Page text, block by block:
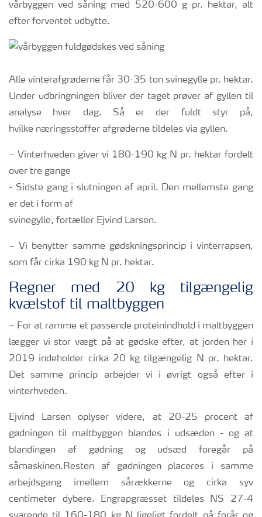
vårbyggen ved såning med 520-600 g pr. hektar, alt
efter forventet udbytte.
Alle vinterafgrøderne får 30-35 ton svinegylle pr. hektar.
Under udbringningen bliver der taget prøver af gyllen til
analyse hver dag. Så er der fuldt styr på,
hvilke næringsstoffer afgrøderne tildeles via gyllen.
– Vinterhveden giver vi 180-190 kg N pr. hektar fordelt
over tre gange
- Sidste gang i slutningen af april. Den mellemste gang
er det i form af
svinegylle, fortæller Ejvind Larsen.
– Vi benytter samme gødskningsprincip i vinterrapsen,
som får cirka 190 kg N pr. hektar.
Regner med 20 kg tilgængelig
kvælstof til maltbyggen
– For at ramme et passende proteinindhold i maltbyggen
lægger vi stor vægt på at gødske efter, at jorden her i
2019 indeholder cirka 20 kg tilgængelig N pr. hektar.
Det samme princip arbejder vi i øvrigt også efter i
vinterhveden.
Ejvind Larsen oplyser videre, at 20-25 procent af
gødningen til maltbyggen blandes i udsæden - og at
blandingen af gødning og udsæd foregår på
såmaskinen.Resten af gødningen placeres i samme
arbejdsgang imellem sårækkerne og cirka syv
centimeter dybere. Engrapgræsset tildeles NS 27-4